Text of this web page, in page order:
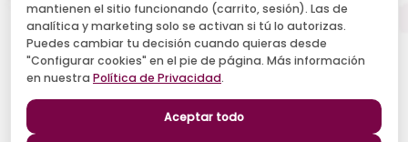
Acepto recibir novedades y ofertas, y el tratamiento de mi
email según la Política de Privacidad . Puedo darme de baja
cuando quiera.
Suscribirse
mantienen el sitio funcionando (carrito, sesión). Las de
analítica y marketing solo se activan si tú lo autorizas.
Puedes cambiar tu decisión cuando quieras desde
"Configurar cookies" en el pie de página. Más información
en nuestra Política de Privacidad.
Aceptar todo